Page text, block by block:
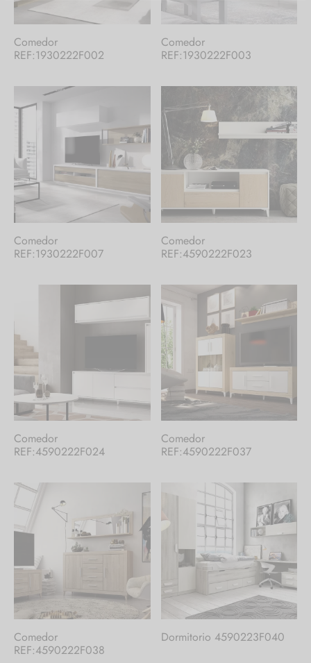
En nuestro catálogo te ofrecemos una
selección de nuestros productos. Si no
contacta con
¡Hay mucho más!
Comedor
REF:1930222F002
Comedor
REF:1930222F003
Comedor
REF:1930222F007
Comedor
REF:4590222F023
Comedor
REF:4590222F024
Comedor
REF:4590222F037
Comedor
REF:4590222F038
Dormitorio 4590223F040